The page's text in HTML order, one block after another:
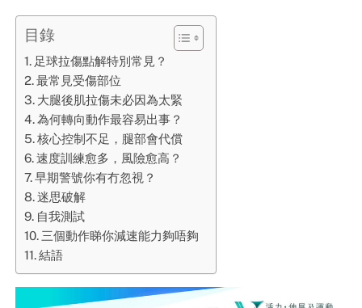
目錄
足球拉傷點解特別常見？
最常見受傷部位
大腿後肌拉傷未必因為太緊
為何轉向動作最容易出事？
核心控制不足，腿部會代償
速度訓練愈多，風險愈高？
早期警號你有冇忽視？
迷思破解
自我測試
三個動作睇你減速能力夠唔夠
結語